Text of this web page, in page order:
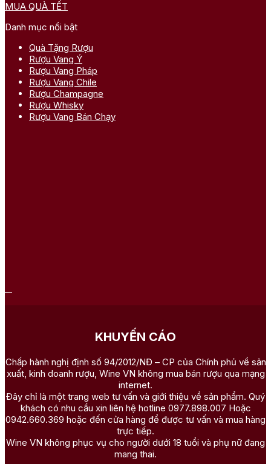
MUA QUÀ TẾT
Danh mục nổi bật
Quà Tặng Rượu
Rượu Vang Ý
Rượu Vang Pháp
Rượu Vang Chile
Rượu Champagne
Rượu Whisky
Rượu Vang Bán Chạy
KHUYẾN CÁO
Chấp hành nghị định số 94/2012/NĐ – CP của Chính phủ về sản
xuất, kinh doanh rượu, Wine VN không mua bán rượu qua mạng
internet.
Đây chỉ là một trang web tư vấn và giới thiệu về sản phẩm. Quý
khách có nhu cầu xin liên hệ hotline 0977.898.007 Hoặc
0942.660.369 hoặc đến cửa hàng để được tư vấn và mua hàng
trực tiếp.
Wine VN không phục vụ cho người dưới 18 tuổi và phụ nữ đang
mang thai.